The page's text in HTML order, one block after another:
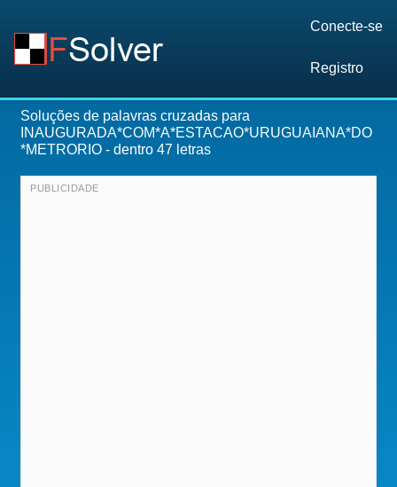
Conecte-se
Registro
Soluções de palavras cruzadas para
INAUGURADA*COM*A*ESTACAO*URUGUAIANA*DO
*METRORIO - dentro 47 letras